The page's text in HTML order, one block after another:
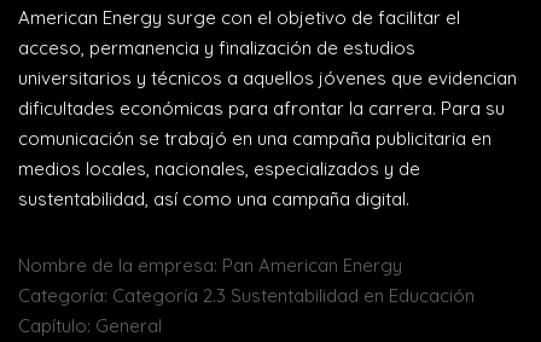
American Energy surge con el objetivo de facilitar el
acceso, permanencia y finalización de estudios
universitarios y técnicos a aquellos jóvenes que evidencian
dificultades económicas para afrontar la carrera. Para su
comunicación se trabajó en una campaña publicitaria en
medios locales, nacionales, especializados y de
sustentabilidad, así como una campaña digital.
Nombre de la empresa: Pan American Energy
Categoría: Categoría 2.3 Sustentabilidad en Educación
Capítulo: General